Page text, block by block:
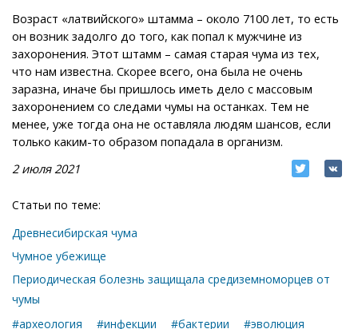
Возраст «латвийского» штамма – около 7100 лет, то есть
он возник задолго до того, как попал к мужчине из
захоронения. Этот штамм – самая старая чума из тех,
что нам известна. Скорее всего, она была не очень
заразна, иначе бы пришлось иметь дело с массовым
захоронением со следами чумы на останках. Тем не
менее, уже тогда она не оставляла людям шансов, если
только каким-то образом попадала в организм.
2 июля 2021
Статьи по теме:
Древнесибирская чума
Чумное убежище
Периодическая болезнь защищала средиземноморцев от
чумы
#археология
#инфекции #бактерии #эволюция